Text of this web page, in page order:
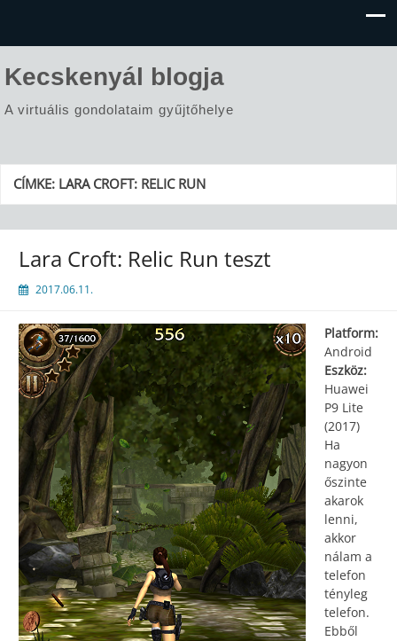
Kecskenyál blogja
A virtuális gondolataim gyűjtőhelye
CÍMKE: LARA CROFT: RELIC RUN
Lara Croft: Relic Run teszt
2017.06.11.
Platform:
Android
Eszköz:
Huawei
P9 Lite
(2017)
Ha
nagyon
őszinte
akarok
lenni,
akkor
nálam a
telefon
tényleg
telefon.
Ebből